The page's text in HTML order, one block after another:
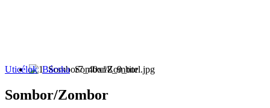
Uticélok Bácska Sombor/Zombor
Sombor/Zombor